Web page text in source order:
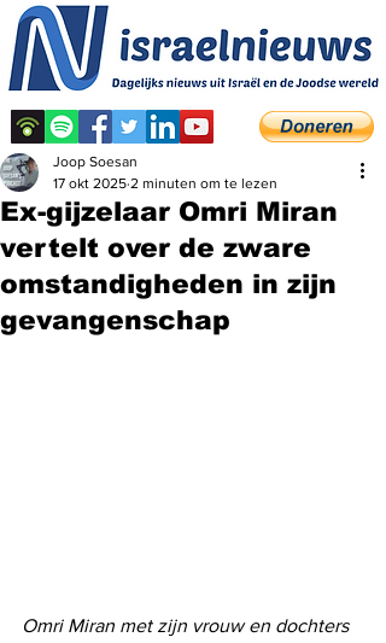
Ex-gijzelaar Omri Miran
vertelt over de zware
omstandigheden in zijn
gevangenschap
Joop Soesan
17 okt 2025 2 minuten om te lezen
Omri Miran met zijn vrouw en dochters